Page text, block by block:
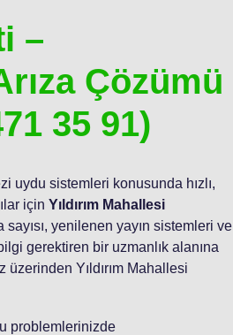
–
Çözümü
35 91)
uydu sistemleri konusunda hızlı,
için Yıldırım Mahallesi
yenilenen yayın sistemleri ve
gerektiren bir uzmanlık alanına
üzerinden Yıldırım Mahallesi
problemlerinizde